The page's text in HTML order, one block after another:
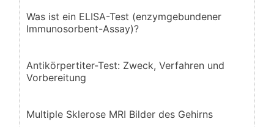
Was ist ein ELISA-Test (enzymgebundener
Immunosorbent-Assay)?
Antikörpertiter-Test: Zweck, Verfahren und
Vorbereitung
Multiple Sklerose MRI Bilder des Gehirns